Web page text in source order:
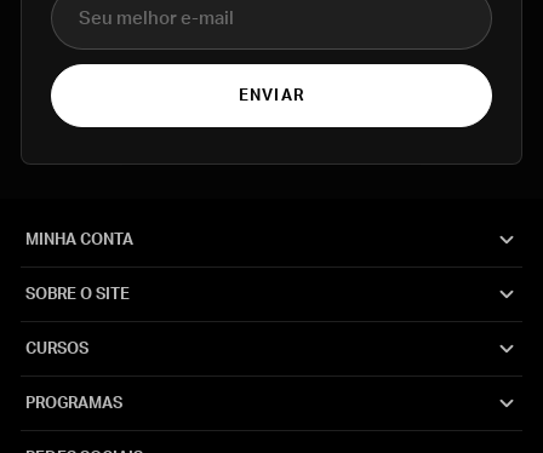
ENVIAR
MINHA CONTA
SOBRE O SITE
CURSOS
PROGRAMAS